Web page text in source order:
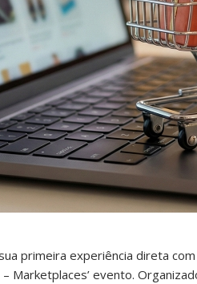
primeira experiência direta
– Marketplaces’ evento.